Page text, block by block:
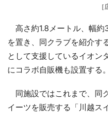
［
高さ約1.8メートル、幅約
を置き、同クラブを紹介す
として支援しているイオン
にコラボ自販機も設置する。
同施設ではこれまで、同
イーツを販売する「川越ス